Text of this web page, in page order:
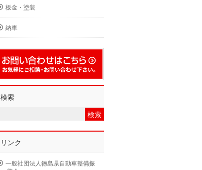
板金・塗装
納車
検索
リンク
一般社団法人徳島県自動車整備振